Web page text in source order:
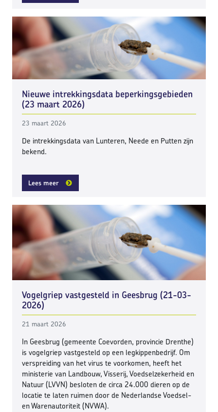
Nieuwe intrekkingsdata beperkingsgebieden
(23 maart 2026)
23 maart 2026
De intrekkingsdata van Lunteren, Neede en Putten zijn
bekend.
Lees meer
Vogelgriep vastgesteld in Geesbrug (21-03-
2026)
21 maart 2026
In Geesbrug (gemeente Coevorden, provincie Drenthe)
is vogelgriep vastgesteld op een legkippenbedrijf. Om
verspreiding van het virus te voorkomen, heeft het
ministerie van Landbouw, Visserij, Voedselzekerheid en
Natuur (LVVN) besloten de circa 24.000 dieren op de
locatie te laten ruimen door de Nederlandse Voedsel-
en Warenautoriteit (NVWA).